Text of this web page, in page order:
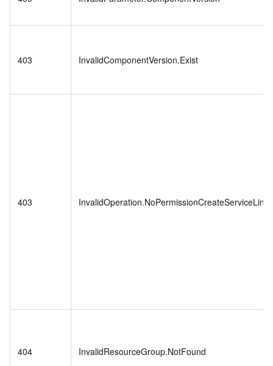
403 InvalidComponentVersion.Exist
403
404 InvalidResourceGroup.NotFound